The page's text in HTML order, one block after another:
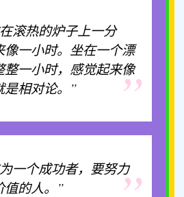
滚热的炉子上一分
像一小时。坐在一个漂
整一小时，感觉起来像
是相对论。”
一个成功者，要努力
值的人。”